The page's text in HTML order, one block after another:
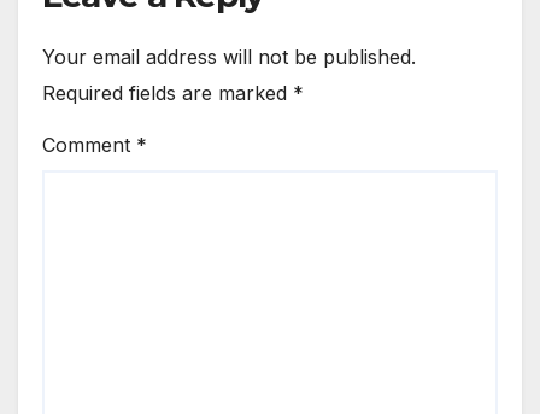
DIDUGA ILEGAL
Your email address will not be published.
Required fields are marked *
Comment *